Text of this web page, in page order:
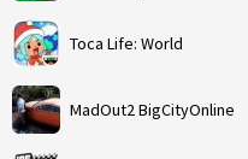
Toca Life: World
MadOut2 BigCityOnline